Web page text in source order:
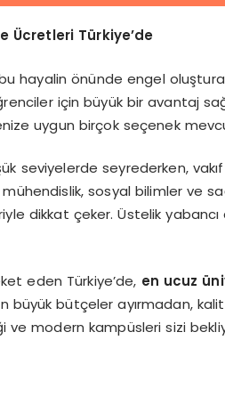
Ücretleri Türkiye’de
hayalin önünde engel
için büyük bir avantaj
uygun birçok seçenek
seviyelerde seyrederken, vakıf
sosyal bilimler ve
dikkat çeker. Üstelik
eden Türkiye’de, en ucuz
büyük bütçeler ayırmadan,
ve modern kampüsleri sizi